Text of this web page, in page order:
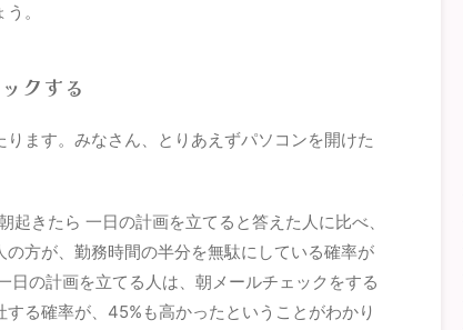
。
クする
ます。みなさん、とりあえずパソコンを開けた
きたら 一日の計画を立てると答えた人に比べ、
方が、勤務時間の半分を無駄にしている確率が
日の計画を立てる人は、朝メールチェックをする
る確率が、45%も高かったということがわかり